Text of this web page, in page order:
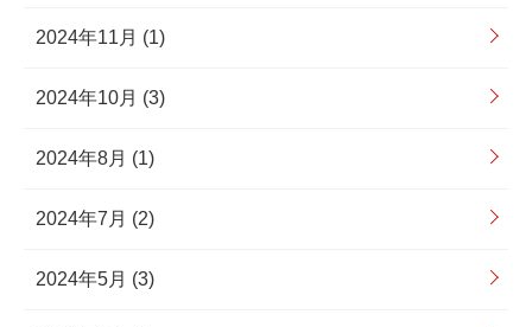
2024年11月 (1)
2024年10月 (3)
2024年8月 (1)
2024年7月 (2)
2024年5月 (3)